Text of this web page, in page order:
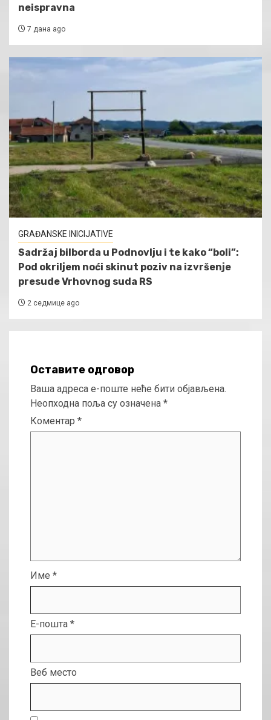
neispravna
7 дана ago
GRAĐANSKE INICIJATIVE
Sadržaj bilborda u Podnovlju i te kako “boli”:
Pod okriljem noći skinut poziv na izvršenje
presude Vrhovnog suda RS
2 седмице ago
Оставите одговор
Ваша адреса е-поште неће бити објављена.
Неопходна поља су означена *
Коментар *
Име *
Е-пошта *
Веб место